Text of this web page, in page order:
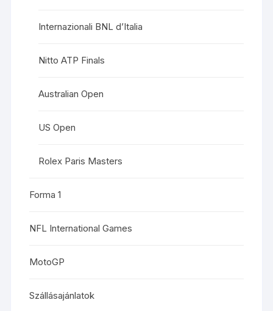
Internazionali BNL d’Italia
Nitto ATP Finals
Australian Open
US Open
Rolex Paris Masters
Forma 1
NFL International Games
MotoGP
Szállásajánlatok